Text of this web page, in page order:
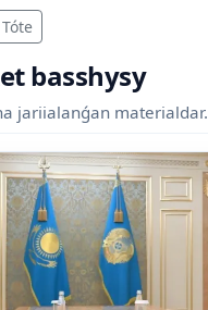
Tóte
basshysy
jariialanǵan materialdar.